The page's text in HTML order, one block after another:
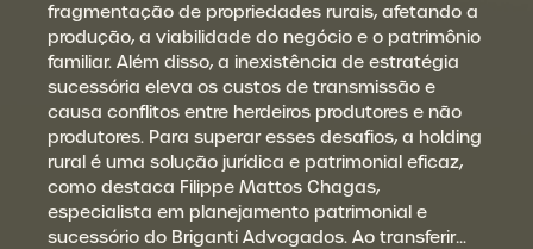
fragmentação de propriedades rurais, afetando a
produção, a viabilidade do negócio e o patrimônio
familiar. Além disso, a inexistência de estratégia
sucessória eleva os custos de transmissão e
causa conflitos entre herdeiros produtores e não
produtores. Para superar esses desafios, a holding
rural é uma solução jurídica e patrimonial eficaz,
como destaca Filippe Mattos Chagas,
especialista em planejamento patrimonial e
sucessório do Briganti Advogados. Ao transferir…